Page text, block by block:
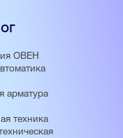
ОВЕН
арматура
техника